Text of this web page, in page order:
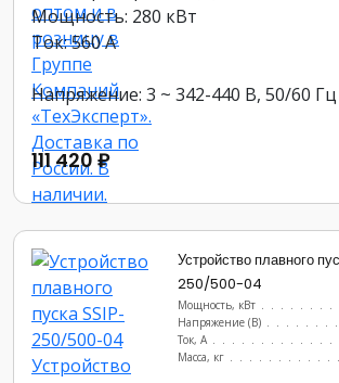
Мощность: 280 кВт
Ток: 560 А
Напряжение: 3 ~ 342-440 В, 50/60 Гц
111 420 ₽
Устройство плавного
250/500-04
Мощность, кВт
Напряжение (В)
Ток, А
Масса, кг